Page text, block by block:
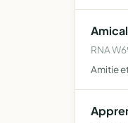
RNA
Amitie